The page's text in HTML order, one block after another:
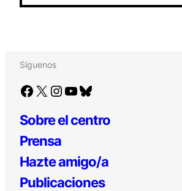
Síguenos
Facebook X Instagram YouTube Bluesky
Sobre el centro
Prensa
Hazte amigo/a
Publicaciones